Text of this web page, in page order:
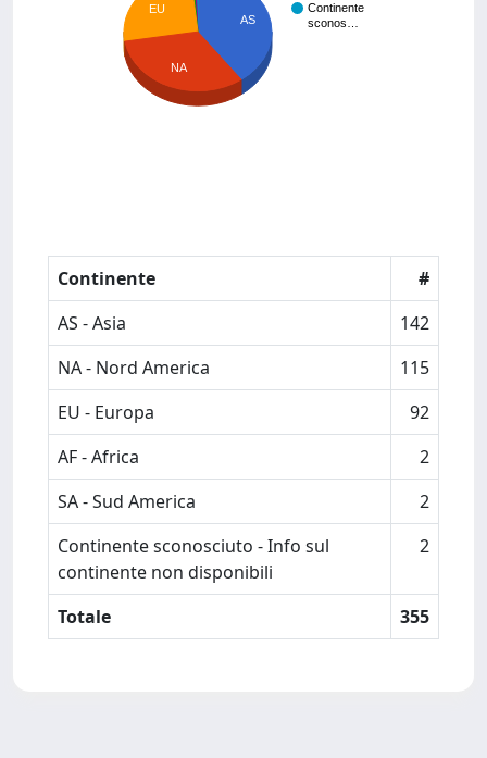
Continente
sconos…
AS
EU
NA
Continente
#
AS - Asia
142
NA - Nord America
115
EU - Europa
92
AF - Africa
2
SA - Sud America
2
Continente sconosciuto - Info sul
continente non disponibili
2
Totale 355